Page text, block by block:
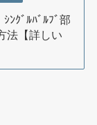
ｸﾞﾙﾊﾞﾙﾌﾞ部
法【詳しい